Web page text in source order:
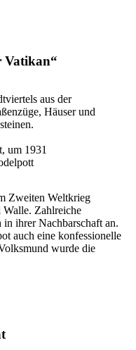
Vatikan“
um 1931
Zweiten Weltkrieg
Walle. Zahlreiche
ihrer Nachbarschaft an.
auch eine konfessionelle
wurde die